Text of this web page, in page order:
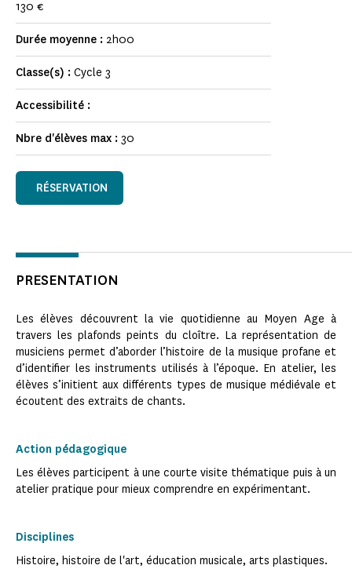
130 €
Durée moyenne : 2h00
Classe(s) : Cycle 3
Accessibilité :
Nbre d'élèves max : 30
RÉSERVATION
PRESENTATION
Les élèves découvrent la vie quotidienne au Moyen Age à
travers les plafonds peints du cloître. La représentation de
musiciens permet d’aborder l’histoire de la musique profane et
d’identifier les instruments utilisés à l’époque. En atelier, les
élèves s’initient aux différents types de musique médiévale et
écoutent des extraits de chants.
Action pédagogique
Les élèves participent à une courte visite thématique puis à un
atelier pratique pour mieux comprendre en expérimentant.
Disciplines
Histoire, histoire de l'art, éducation musicale, arts plastiques.